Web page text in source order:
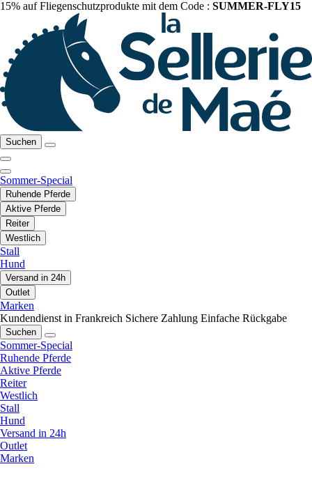
15% auf Fliegenschutzprodukte mit dem Code : SUMMER-FLY15
Suchen
Sommer-Special
Ruhende Pferde
Aktive Pferde
Reiter
Westlich
Stall
Hund
Versand in 24h
Outlet
Marken
Kundendienst in Frankreich Sichere Zahlung Einfache Rückgabe
Suchen
Sommer-Special
Ruhende Pferde
Aktive Pferde
Reiter
Westlich
Stall
Hund
Versand in 24h
Outlet
Marken